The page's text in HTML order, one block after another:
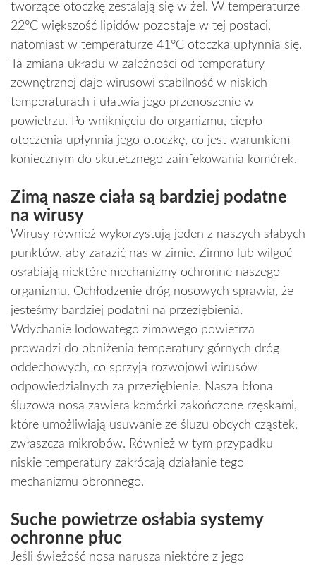
tworzące otoczkę zestalają się w żel. W temperaturze
22°C większość lipidów pozostaje w tej postaci,
natomiast w temperaturze 41°C otoczka upłynnia się.
Ta zmiana układu w zależności od temperatury
zewnętrznej daje wirusowi stabilność w niskich
temperaturach i ułatwia jego przenoszenie w
powietrzu. Po wniknięciu do organizmu, ciepło
otoczenia upłynnia jego otoczkę, co jest warunkiem
koniecznym do skutecznego zainfekowania komórek.
Zimą nasze ciała są bardziej podatne
na wirusy
Wirusy również wykorzystują jeden z naszych słabych
punktów, aby zarazić nas w zimie. Zimno lub wilgoć
osłabiają niektóre mechanizmy ochronne naszego
organizmu. Ochłodzenie dróg nosowych sprawia, że
jesteśmy bardziej podatni na przeziębienia.
Wdychanie lodowatego zimowego powietrza
prowadzi do obniżenia temperatury górnych dróg
oddechowych, co sprzyja rozwojowi wirusów
odpowiedzialnych za przeziębienie. Nasza błona
śluzowa nosa zawiera komórki zakończone rzęskami,
które umożliwiają usuwanie ze śluzu obcych cząstek,
zwłaszcza mikrobów. Również w tym przypadku
niskie temperatury zakłócają działanie tego
mechanizmu obronnego.
Suche powietrze osłabia systemy
ochronne płuc
Jeśli świeżość nosa narusza niektóre z jego